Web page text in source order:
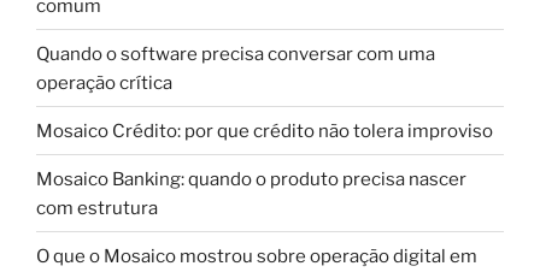
comum
Quando o software precisa conversar com uma
operação crítica
Mosaico Crédito: por que crédito não tolera improviso
Mosaico Banking: quando o produto precisa nascer
com estrutura
O que o Mosaico mostrou sobre operação digital em